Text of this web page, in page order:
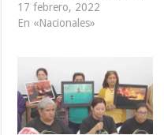
17 febrero, 2022
En «Nacionales»